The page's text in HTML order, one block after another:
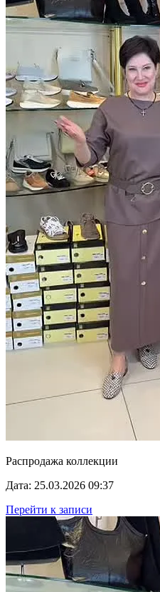
Распродажа коллекции
Дата: 25.03.2026 09:37
Перейти к записи